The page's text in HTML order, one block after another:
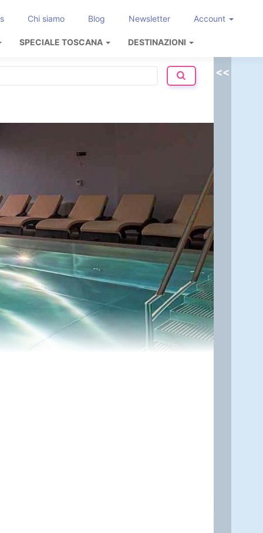
Chi siamo Blog Newsletter Account
SPECIALE TOSCANA DESTINAZIONI
<<